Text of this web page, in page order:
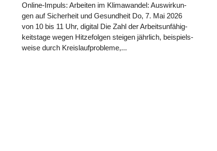
Online-Impuls: Arbeiten im Kli­ma­wan­del: Aus­wir­kun­
gen auf Sicher­heit und Gesund­heit Do, 7. Mai 2026
von 10 bis 11 Uhr, digital Die Zahl der Arbeits­un­fä­hig­
keits­tage wegen Hit­ze­fol­gen steigen jährlich, bei­spiels­
weise durch Kreis­lauf­pro­bleme,...